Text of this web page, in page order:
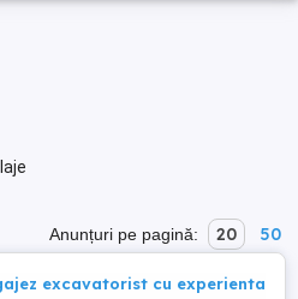
Anunțuri pe pagină: 20 50
excavatorist cu experienta